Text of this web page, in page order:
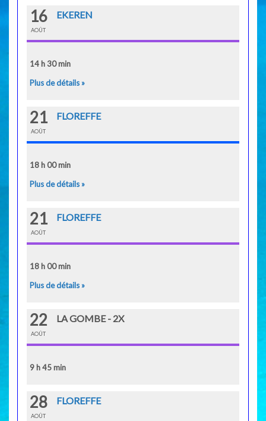
16
AOÛT
EKEREN
14 h 30 min
Plus de détails »
21
AOÛT
FLOREFFE
18 h 00 min
Plus de détails »
21
AOÛT
FLOREFFE
18 h 00 min
Plus de détails »
22
AOÛT
LA GOMBE - 2X
9 h 45 min
28
AOÛT
FLOREFFE